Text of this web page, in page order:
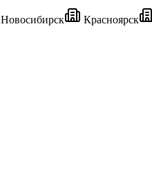
Новосибирск Красноярск